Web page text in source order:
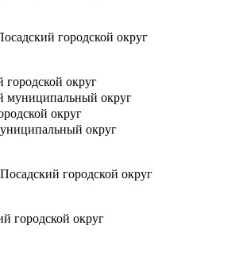
городской округ
городской округ
муниципальный округ
округ
округ
городской округ
городской округ